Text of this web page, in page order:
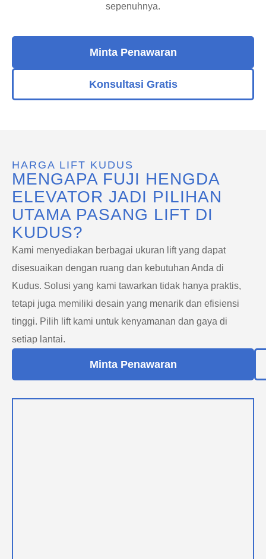
sepenuhnya.
Minta Penawaran
Konsultasi Gratis
HARGA LIFT KUDUS
MENGAPA FUJI HENGDA
ELEVATOR JADI PILIHAN
UTAMA PASANG LIFT DI
KUDUS?
Kami menyediakan berbagai ukuran lift yang dapat
disesuaikan dengan ruang dan kebutuhan Anda di
Kudus. Solusi yang kami tawarkan tidak hanya praktis,
tetapi juga memiliki desain yang menarik dan efisiensi
tinggi. Pilih lift kami untuk kenyamanan dan gaya di
setiap lantai.
Minta Penawaran